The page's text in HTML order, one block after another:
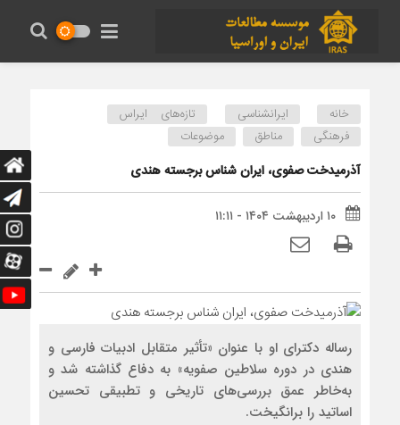
خانه ایرانشناسی
تازه‌های ایراس
فرهنگی
مناطق موضوعات
آذرمیدخت صفوی، ایران شناس برجسته هندی
۱۰ اردیبهشت ۱۴۰۴ - ۱۱:۱۱
رساله دکترای او با عنوان «تأثیر متقابل ادبیات فارسی و
هندی در دوره سلاطین صفویه» به دفاع گذاشته شد و
به‌خاطر عمق بررسی‌های تاریخی و تطبیقی تحسین
اساتید را برانگیخت.